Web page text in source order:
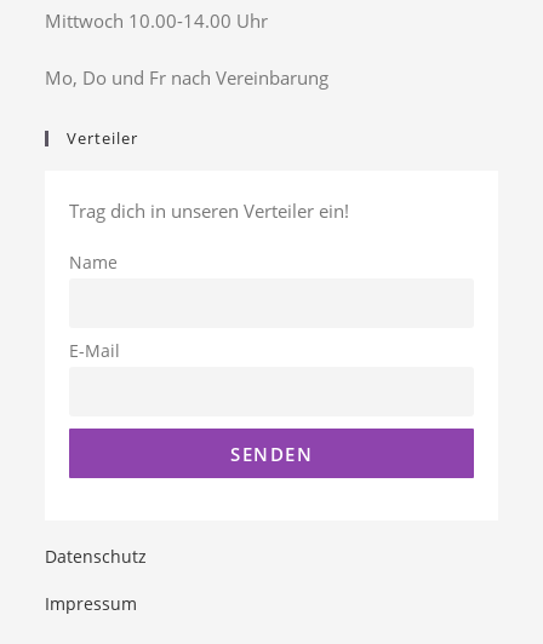
Mittwoch 10.00-14.00 Uhr
Mo, Do und Fr nach Vereinbarung
Verteiler
Trag dich in unseren Verteiler ein!
Name
E-Mail
Datenschutz
Impressum